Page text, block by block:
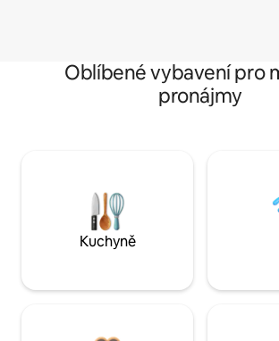
Oblíbené vybavení pro
pronájmy
Kuchyně